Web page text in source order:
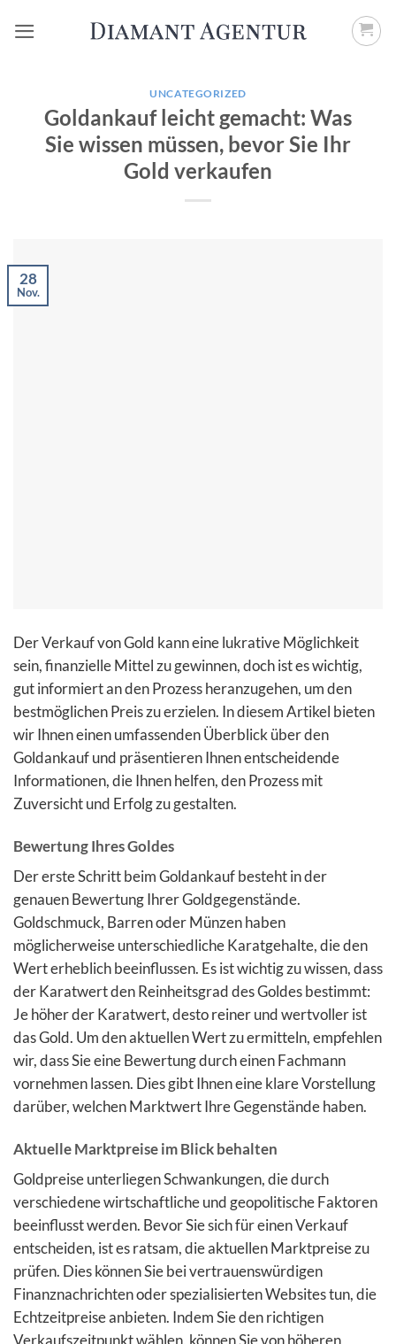
Inhalt
UNCATEGORIZED
Goldankauf leicht gemacht: Was
Sie wissen müssen, bevor Sie Ihr
Gold verkaufen
28
Nov.
Der Verkauf von Gold kann eine lukrative Möglichkeit
sein, finanzielle Mittel zu gewinnen, doch ist es wichtig,
gut informiert an den Prozess heranzugehen, um den
bestmöglichen Preis zu erzielen. In diesem Artikel bieten
wir Ihnen einen umfassenden Überblick über den
Goldankauf und präsentieren Ihnen entscheidende
Informationen, die Ihnen helfen, den Prozess mit
Zuversicht und Erfolg zu gestalten.
Bewertung Ihres Goldes
Der erste Schritt beim Goldankauf besteht in der
genauen Bewertung Ihrer Goldgegenstände.
Goldschmuck, Barren oder Münzen haben
möglicherweise unterschiedliche Karatgehalte, die den
Wert erheblich beeinflussen. Es ist wichtig zu wissen, dass
der Karatwert den Reinheitsgrad des Goldes bestimmt:
Je höher der Karatwert, desto reiner und wertvoller ist
das Gold. Um den aktuellen Wert zu ermitteln, empfehlen
wir, dass Sie eine Bewertung durch einen Fachmann
vornehmen lassen. Dies gibt Ihnen eine klare Vorstellung
darüber, welchen Marktwert Ihre Gegenstände haben.
Aktuelle Marktpreise im Blick behalten
Goldpreise unterliegen Schwankungen, die durch
verschiedene wirtschaftliche und geopolitische Faktoren
beeinflusst werden. Bevor Sie sich für einen Verkauf
entscheiden, ist es ratsam, die aktuellen Marktpreise zu
prüfen. Dies können Sie bei vertrauenswürdigen
Finanznachrichten oder spezialisierten Websites tun, die
Echtzeitpreise anbieten. Indem Sie den richtigen
Verkaufszeitpunkt wählen, können Sie von höheren